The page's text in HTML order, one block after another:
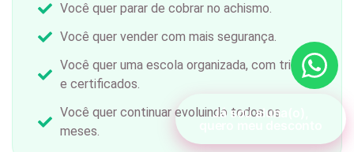
Você quer parar de cobrar no achismo.
Você quer vender com mais segurança.
Você quer uma escola organizada, com trilhas
e certificados.
Você quer continuar evoluindo todos os
meses.
Já sou aluna(o),